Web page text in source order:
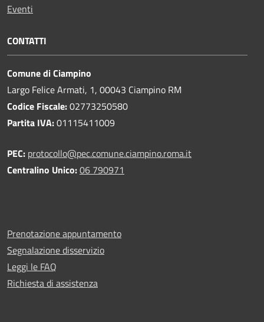
Eventi
CONTATTI
Comune di Ciampino
Largo Felice Armati, 1, 00043 Ciampino RM
Codice Fiscale:02773250580
Partita IVA:01115411009
PEC: protocollo@pec.comune.ciampino.roma.it
Centralino Unico:06 790971
Prenotazione appuntamento
Segnalazione disservizio
Leggi le FAQ
Richiesta di assistenza